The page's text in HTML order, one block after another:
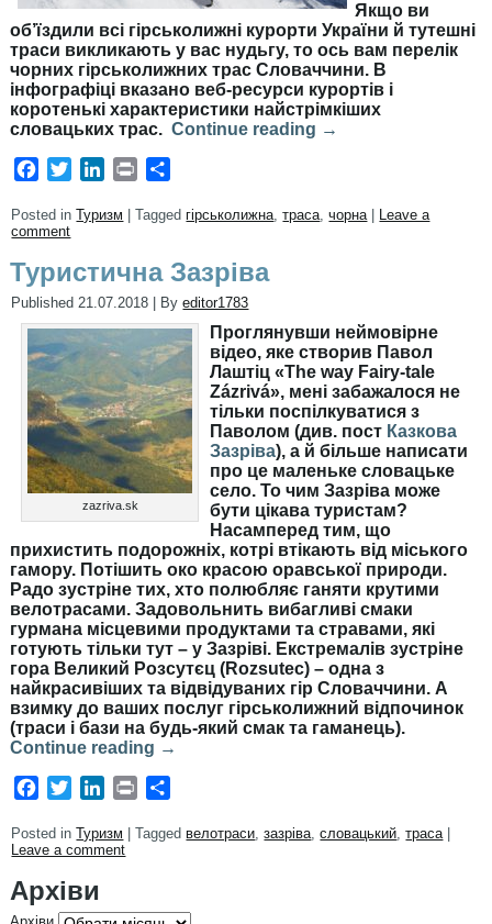
Якщо ви
об’їздили всі гірськолижні курорти України й тутешні
траси викликають у вас нудьгу, то ось вам перелік
чорних гірськолижних трас Словаччини. В
інфографіці вказано веб-ресурси курортів і
коротенькі характеристики найстрімкіших
словацьких трас.Continue reading →
Facebook
TwitterLinkedIn
Print
Posted in Туризм |Tagged гірськолижна,траса,чорна|
Leave a
comment
Туристична Зазріва
Published 21.07.2018 By editor1783
zazriva.sk
Проглянувши неймовірне
відео, яке створив Павол
Лаштіц «The way Fairy-tale
Zázrivá», мені забажалося не
тільки поспілкуватися з
Паволом (див. пост Казкова
Зазріва), а й більше написати
про це маленьке словацьке
село. То чим Зазріва може
бути цікава туристам?
Насамперед тим, що
прихистить подорожніх, котрі втікають від міського
гамору. Потішить око красою оравської природи.
Радо зустріне тих, хто полюбляє ганяти крутими
велотрасами. Задовольнить вибагливі смаки
гурмана місцевими продуктами та стравами, які
готують тільки тут – у Зазріві. Екстремалів зустріне
гора Великий Розсутєц (Rozsutec) – одна з
найкрасивіших та відвідуваних гір Словаччини. А
взимку до ваших послуг гірськолижний відпочинок
(траси і бази на будь-який смак та гаманець).
Continue reading →
Facebook
TwitterLinkedIn
Print
Posted in Туризм |Tagged велотраси,зазріва,словацький,траса|
Leave a comment
Архіви